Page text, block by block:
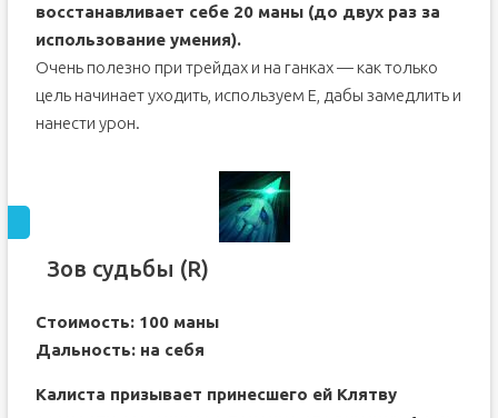
восстанавливает себе 20 маны (до двух раз за
использование умения).
Очень полезно при трейдах и на ганках — как только
цель начинает уходить, используем E, дабы замедлить и
нанести урон.
Зов судьбы (R)
Стоимость: 100 маны
Дальность: на себя
Калиста призывает принесшего ей Клятву